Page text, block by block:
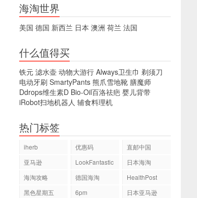
海淘世界
美国 德国 新西兰 日本 澳洲 荷兰 法国
什么值得买
铁元 滤水壶 动物大游行 Always卫生巾 剃须刀
电动牙刷 SmartyPants 熊爪雪地靴 膳魔师
Ddrops维生素D Bio-Oil百洛祛疤 婴儿背带
iRobot扫地机器人 辅食料理机
热门标签
iherb 优惠码
直邮中国
亚马逊
LookFantastic
日本海淘
海淘攻略
德国海淘
HealthPost
黑色星期五
6pm
日本亚马逊